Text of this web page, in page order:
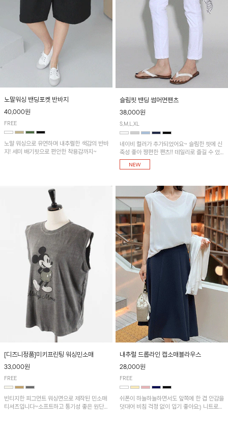
노말워싱 밴딩포켓 반바지
40,000원
FREE
노말 워싱으로 유연하며 내추럴한 색감의 반바
지! 세미 배기핏으로 편안한 착용감까지~
슬림핏 밴딩 썸머면팬츠
38,000원
S,M,L,XL
네이비 컬러가 추가되었어요~ 슬림한 핏에 신
축성 좋아 짱편한 팬츠!! 데일리로 즐길 수 있
는 기본 컬러들로 준비했어요~
[디즈니정품]미키프린팅 워싱민소매
33,000원
FREE
빈티지한 피그먼트 워싱면으로 제작된 민소매
티셔츠입니다~소프트하고 통기성 좋은 원단
내추럴 드롭라인 캡소매블라우스
28,000원
FREE
쉬폰이 하늘하늘하면서도 앞쪽에 한 겹 안감을
덧대어 비침 걱정 없이 입기 좋아요:) 니트로